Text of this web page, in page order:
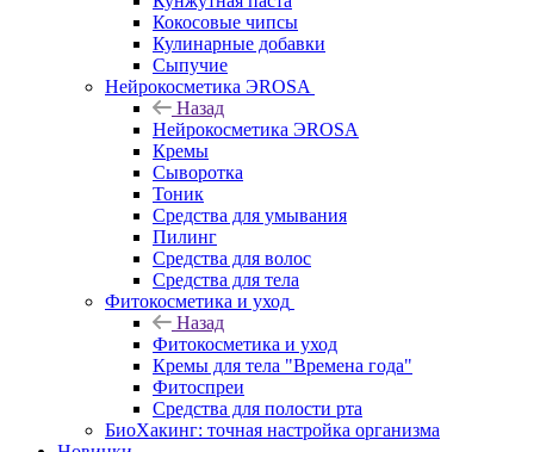
Кокосовые чипсы
Кулинарные добавки
Сыпучие
Нейрокосметика ЭROSA
Назад
Нейрокосметика ЭROSA
Кремы
Сыворотка
Тоник
Средства для умывания
Пилинг
Средства для волос
Средства для тела
Фитокосметика и уход
Назад
Фитокосметика и уход
Кремы для тела "Времена года"
Фитоспреи
Средства для полости рта
БиоХакинг: точная настройка организма